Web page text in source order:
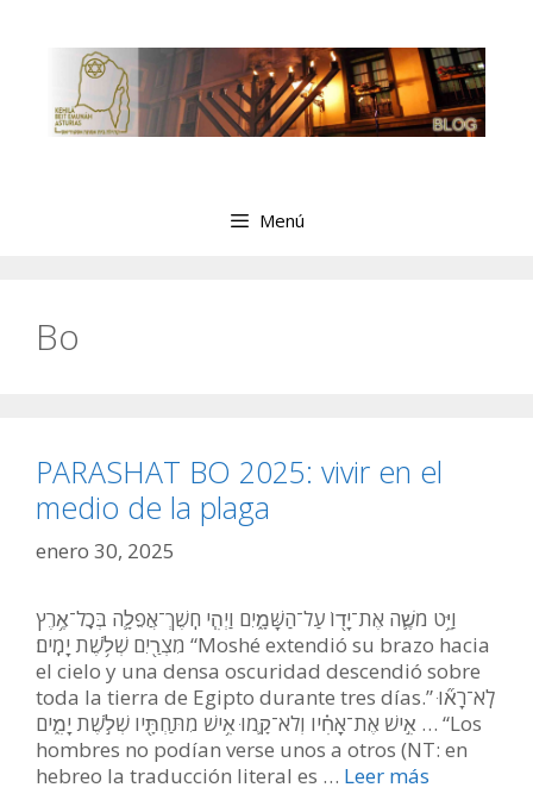
contenido
Menú
Bo
PARASHAT BO 2025: vivir en el
medio de la plaga
enero 30, 2025
וַיֵּ֥ט מֹשֶׁ֛ה אֶת־יָד֖וֹ עַל־הַשָּׁמָ֑יִם וַיְהִ֧י חֹֽשֶׁךְ־אֲפֵלָ֛ה בְּכׇל־אֶ֥רֶץ
מִצְרַ֖יִם שְׁלֹ֥שֶׁת יָמִֽים׃ “Moshé extendió su brazo hacia
el cielo y una densa oscuridad descendió sobre
toda la tierra de Egipto durante tres días.” לֹֽא־רָא֞וּ
אִ֣ישׁ אֶת־אָחִ֗יו וְלֹא־קָ֛מוּ אִ֥ישׁ מִתַּחְתָּ֖יו שְׁלֹ֣שֶׁת יָמִ֑ים … “Los
hombres no podían verse unos a otros (NT: en
hebreo la traducción literal es … Leer más